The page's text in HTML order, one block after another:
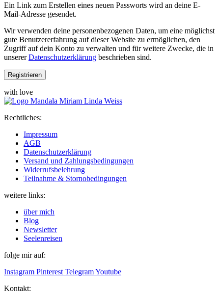
Ein Link zum Erstellen eines neuen Passworts wird an deine E-
Mail-Adresse gesendet.
Wir verwenden deine personenbezogenen Daten, um eine möglichst
gute Benutzererfahrung auf dieser Website zu ermöglichen, den
Zugriff auf dein Konto zu verwalten und für weitere Zwecke, die in
unsererDatenschutzerklärung beschrieben sind.
Registrieren
with love
Rechtliches:
Impressum
AGB
Datenschutzerklärung
Versand und Zahlungsbedingungen
Widerrufsbelehrung
Teilnahme & Stornobedingungen
weitere links:
über mich
Blog
Newsletter
Seelenreisen
folge mir auf:
Instagram Pinterest TelegramYoutube
Kontakt: